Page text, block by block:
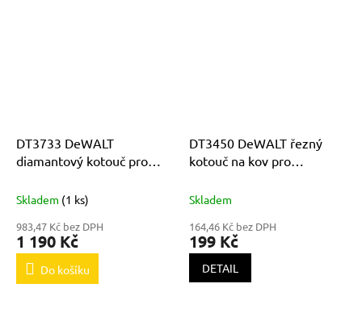
DT3733 DeWALT
diamantový kotouč pro
Skladem (1 ks)
983,47 Kč bez DPH
1 190 Kč
Do košíku
DT3450 DeWALT řezný
kotouč na kov pro
25,4mm
Skladem
164,46 Kč bez DPH
199 Kč
DETAIL